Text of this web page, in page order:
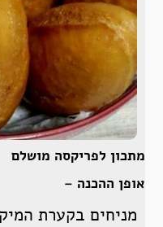
מתכון לפריקסה מושלם
אופן ההכנה –
מניחים בקערת